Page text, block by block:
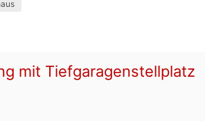
mit Tiefgaragenstellplatz